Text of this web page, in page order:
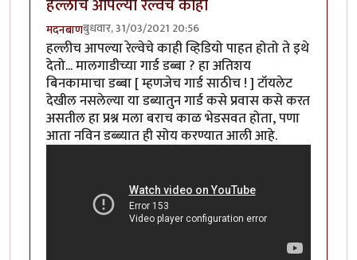
हल्लीच आपल्या रेल्वेचे काही
मदनबाणबुधवार, 31/03/2021 20:56
हल्लीच आपल्या रेल्वेचे काही व्हिडियो पाहत होतो ते इथे
देतो... मालगाडीच्या गार्ड डब्बा ? हा अतिशय
बिनकामाचा डब्बा [ म्हणजेच गार्ड साठीच ! ] टॉयलेट
देखील नसलेल्या या डब्यातुन गार्ड कसे प्रवास कसे करत
असतील हा प्रश्न मला बराच काळ भेडसवत होता, पणा
आता नविन डब्ब्यात ही सोय करण्यात आली आहे.